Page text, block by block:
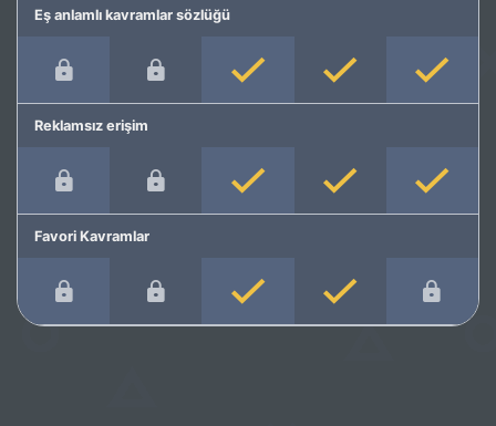
Eş anlamlı kavramlar sözlüğü
Reklamsız erişim
Favori Kavramlar